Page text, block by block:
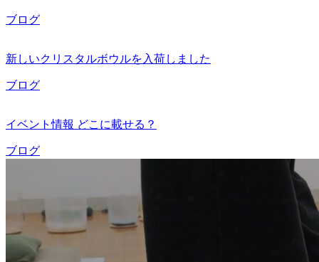
ブログ
新しいクリスタルボウルを入荷しました
ブログ
イベント情報 どこに載せる？
ブログ